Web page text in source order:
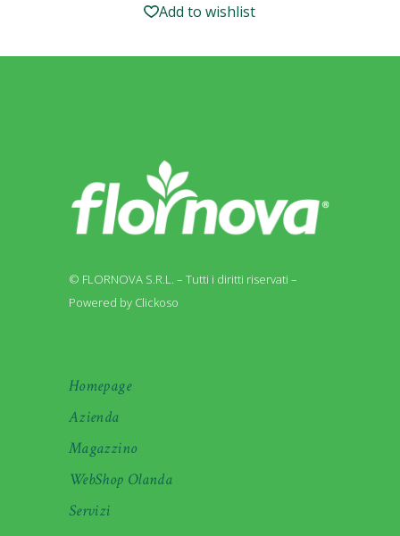
Add to wishlist
© FLORNOVA S.R.L. – Tutti i diritti riservati –
Powered by Clickoso
Homepage
Azienda
Magazzino
WebShop Olanda
Servizi